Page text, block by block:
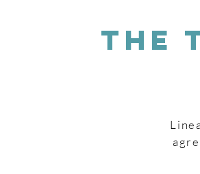
THE